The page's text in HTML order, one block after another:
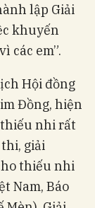
lập Giải
khuyến
các em”.
Hội đồng
Đồng, hiện
thiếu nhi rất
giải
thiếu nhi
Nam, Báo